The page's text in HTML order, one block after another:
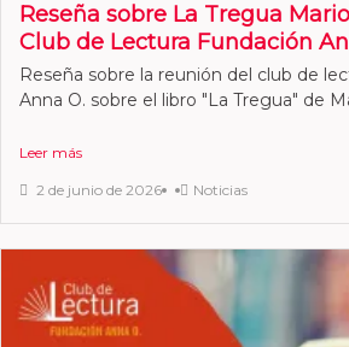
Reseña sobre La Tregua
Club de Lectura Fundación
Reseña sobre la reunión del club de
Anna O. sobre el libro "La Tregua" de
Leer más
2 de junio de 2026 Noticias